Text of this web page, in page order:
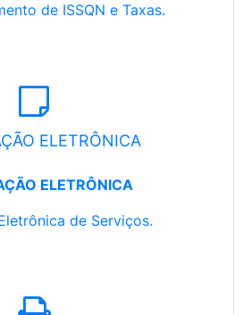
de ISSQN e Taxas.
ELETRÔNICA
ELETRÔNICA
de Serviços.